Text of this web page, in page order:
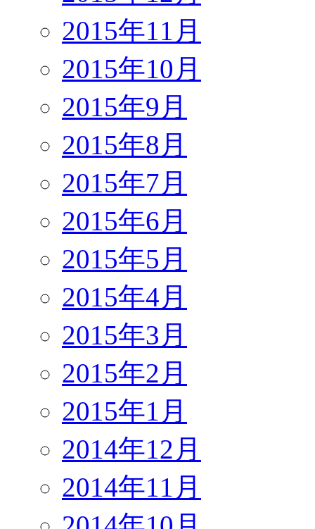
2015年11月
2015年10月
2015年9月
2015年8月
2015年7月
2015年6月
2015年5月
2015年4月
2015年3月
2015年2月
2015年1月
2014年12月
2014年11月